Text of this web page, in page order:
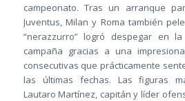
campeonato. Tras un arranque
Juventus, Milan y Roma también
“nerazzurro” logró despegar en
campaña gracias a una
consecutivas que prácticamente
las últimas fechas. Las figuras
Lautaro Martínez, capitán y líder